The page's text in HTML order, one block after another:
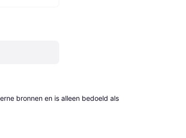
bronnen en is alleen bedoeld als